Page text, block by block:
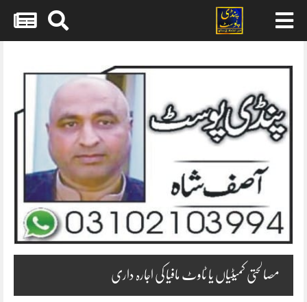
content
مصالحتی کمیٹیاں یا ٹاوٹ مافیا کی اجارہ داری